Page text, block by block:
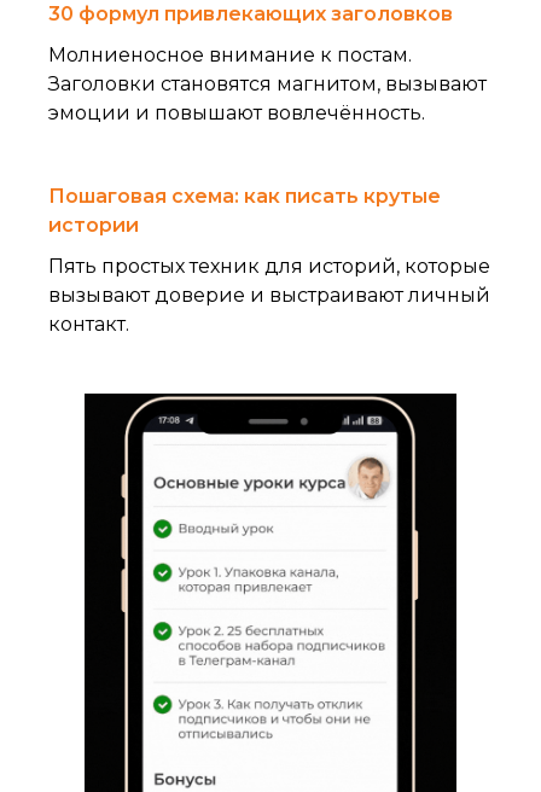
30 формул привлекающих заголовков
Молниеносное внимание к постам.
Заголовки становятся магнитом, вызывают
эмоции и повышают вовлечённость.
Пошаговая схема: как писать крутые
истории
Пять простых техник для историй, которые
вызывают доверие и выстраивают личный
контакт.